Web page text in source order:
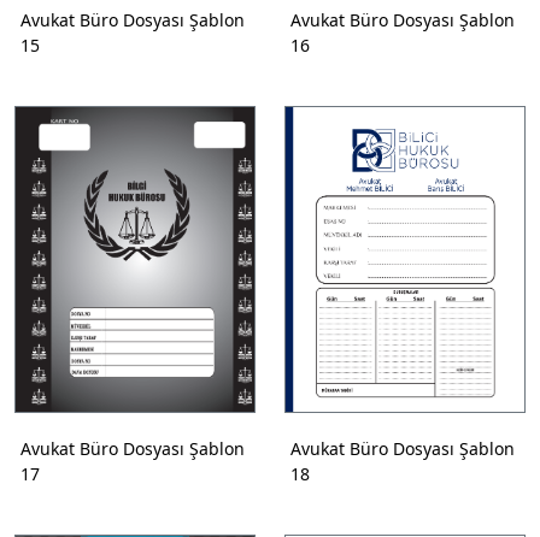
Avukat Büro Dosyası Şablon
15
Avukat Büro Dosyası Şablon
16
Avukat Büro Dosyası Şablon
17
Avukat Büro Dosyası Şablon
18